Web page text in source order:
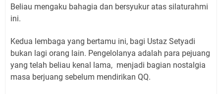
Beliau mengaku bahagia dan bersyukur atas silaturahmi
ini.
Kedua lembaga yang bertamu ini, bagi Ustaz Setyadi
bukan lagi orang lain. Pengelolanya adalah para pejuang
yang telah beliau kenal lama, menjadi bagian nostalgia
masa berjuang sebelum mendirikan QQ.